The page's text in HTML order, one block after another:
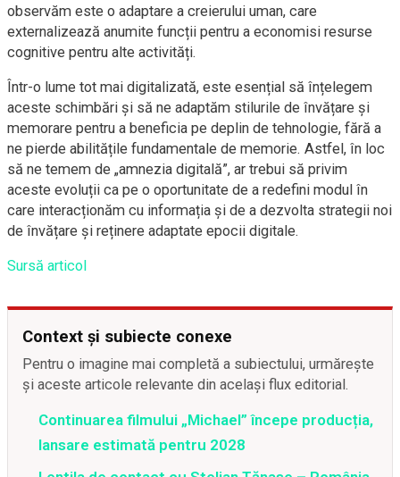
observăm este o adaptare a creierului uman, care
externalizează anumite funcții pentru a economisi resurse
cognitive pentru alte activități.
Într-o lume tot mai digitalizată, este esențial să înțelegem
aceste schimbări și să ne adaptăm stilurile de învățare și
memorare pentru a beneficia pe deplin de tehnologie, fără a
ne pierde abilitățile fundamentale de memorie. Astfel, în loc
să ne temem de „amnezia digitală”, ar trebui să privim
aceste evoluții ca pe o oportunitate de a redefini modul în
care interacționăm cu informația și de a dezvolta strategii noi
de învățare și reținere adaptate epocii digitale.
Sursă articol
Context și subiecte conexe
Pentru o imagine mai completă a subiectului, urmărește
și aceste articole relevante din același flux editorial.
Continuarea filmului „Michael” începe producția,
lansare estimată pentru 2028